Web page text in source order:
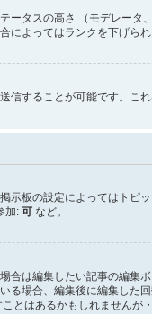
タスの高さ （モデレー
よってはランクを下げら
することが可能です。こ
板の設定によってはト
加: 可 など。
は編集したい記事の編
場合、編集後に編集し
はあるかもしれません